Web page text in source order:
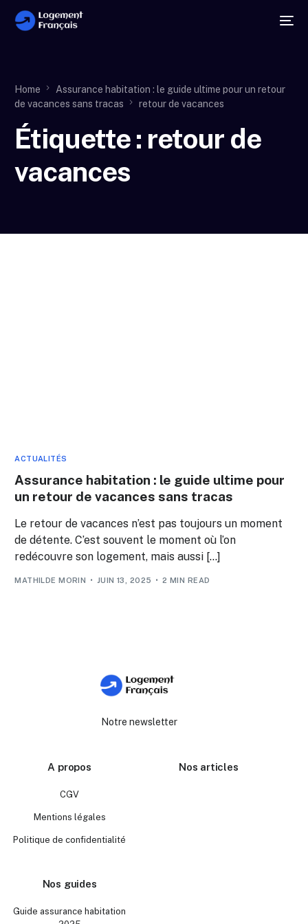
Home
Assurance habitation : le guide ultime pour un retour
de vacances sans tracas
retour de vacances
Étiquette : retour de
vacances
ACTUALITÉS
Assurance habitation : le guide ultime pour
un retour de vacances sans tracas
Le retour de vacances n’est pas toujours un moment
de détente. C’est souvent le moment où l’on
redécouvre son logement, mais aussi […]
MATHILDE MORIN JUIN 13, 2025 2 MIN READ
Notre newsletter
A propos
CGV
Mentions légales
Politique de confidentialité
Nos articles
Nos guides
Guide assurance habitation